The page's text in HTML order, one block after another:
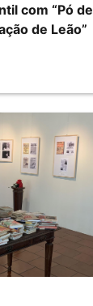
com “Pó de
de Leão”